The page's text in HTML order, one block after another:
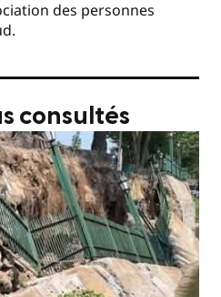
des personnes
consultés